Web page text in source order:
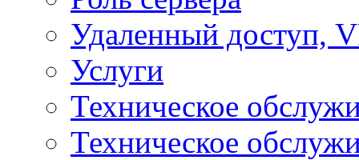
Удаленный доступ,
Услуги
Техническое
Техническое